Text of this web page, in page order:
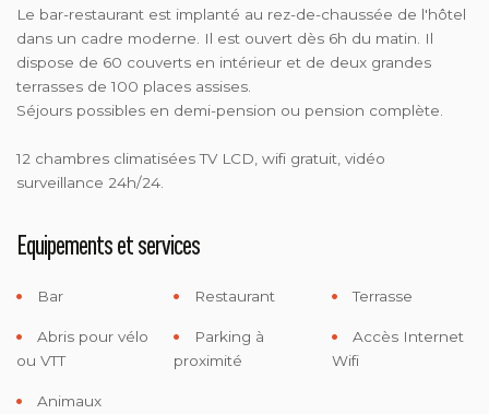
Le bar-restaurant est implanté au rez-de-chaussée de l'hôtel
dans un cadre moderne. Il est ouvert dès 6h du matin. Il
dispose de 60 couverts en intérieur et de deux grandes
terrasses de 100 places assises.
Séjours possibles en demi-pension ou pension complète.
12 chambres climatisées TV LCD, wifi gratuit, vidéo
surveillance 24h/24.
Equipements et services
Bar Restaurant Terrasse
Abris pour vélo
ou VTT
Parking à
proximité
Accès Internet
Wifi
Animaux